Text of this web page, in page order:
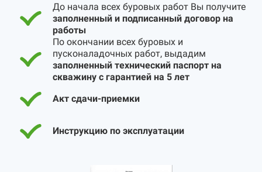
До начала всех буровых работ Вы получите
заполненный и подписанный договор на
работы
По окончании всех буровых и
пусконаладочных работ, выдадим
заполненный технический паспорт на
скважину с гарантией на 5 лет
Акт сдачи-приемки
Инструкцию по эксплуатации